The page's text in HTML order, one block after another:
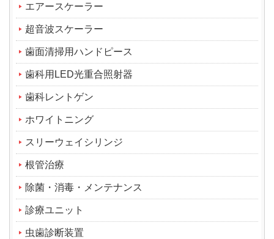
エアースケーラー
超音波スケーラー
歯面清掃用ハンドピース
歯科用LED光重合照射器
歯科レントゲン
ホワイトニング
スリーウェイシリンジ
根管治療
除菌・消毒・メンテナンス
診療ユニット
虫歯診断装置